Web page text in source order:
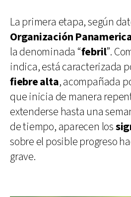
La primera etapa, según
Organización
la denominada “febril”.
indica, está caracterizada
fiebre alta, acompañada
que inicia de manera
extenderse hasta una
de tiempo, aparecen los
sobre el posible progreso
grave.